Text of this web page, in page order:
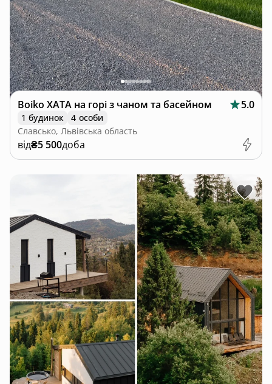
Boiko ХАТА на горі з чаном та басейном 5.0
1 будинок
4 особи
Славсько, Львівська область
від₴5 500доба